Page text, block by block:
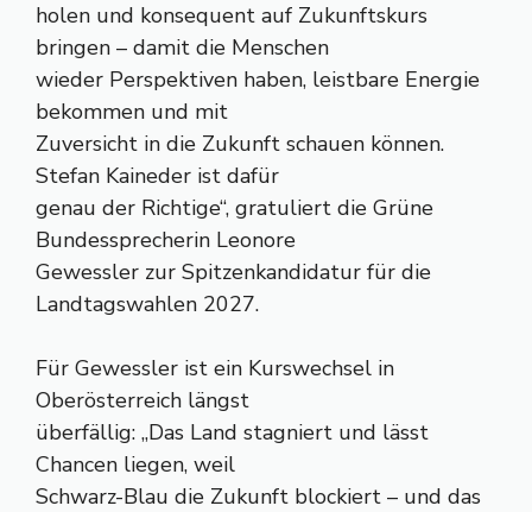
holen und konsequent auf Zukunftskurs
bringen – damit die Menschen
wieder Perspektiven haben, leistbare Energie
bekommen und mit
Zuversicht in die Zukunft schauen können.
Stefan Kaineder ist dafür
genau der Richtige“, gratuliert die Grüne
Bundessprecherin Leonore
Gewessler zur Spitzenkandidatur für die
Landtagswahlen 2027.
Für Gewessler ist ein Kurswechsel in
Oberösterreich längst
überfällig: „Das Land stagniert und lässt
Chancen liegen, weil
Schwarz-Blau die Zukunft blockiert – und das